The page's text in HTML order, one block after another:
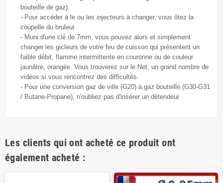
bouteille de gaz).
- Pour accéder à le ou les injecteurs à changer, vous ôtez la
coupelle du bruleur.
- Muni d'une clé de 7mm, vous pouvez alors et simplement
changer les gicleurs de votre feu de cuisson qui présentent un
faible débit, flamme intermittente en couronne ou de couleur
jaunâtre, orangée. Vous trouverez sur le Net, un grand nombre de
vidéos si vous rencontrez des difficultés.
- Pour une conversion gaz de ville (G20) à gaz bouteille (G30-G31
/ Butane-Propane), n'oubliez pas d'insérer un détendeur
Les clients qui ont acheté ce produit ont
également acheté :